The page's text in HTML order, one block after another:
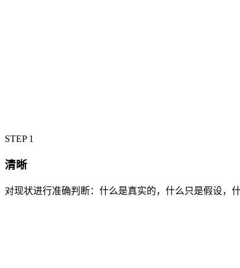
STEP 1
清晰
对现状进行准确判断：什么是真实的，什么只是假设，